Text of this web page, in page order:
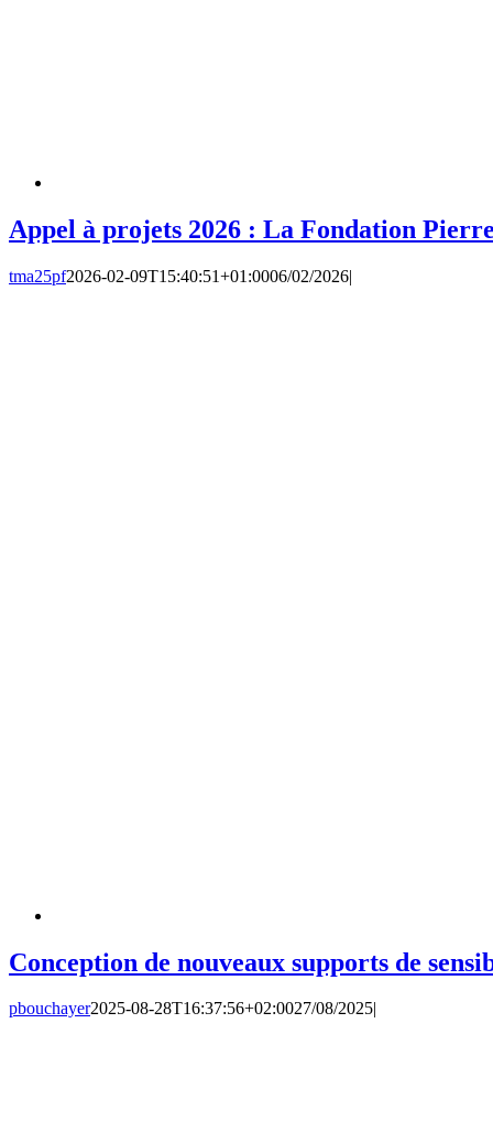
Appel à projets 2026 : La Fondation
tma25pf2026-02-09T15:40:51+01:0006/02/2026|
Conception de nouveaux supports de
pbouchayer2025-08-28T16:37:56+02:0027/08/2025|